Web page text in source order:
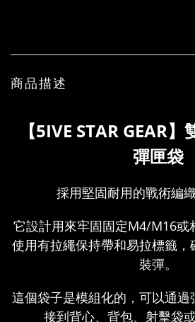
商品描述
【5IVE STAR GEAR
彈匣袋
採用堅固耐用的戰術編織
它設計用來牢固固定M4/M16或
使用有拉繩保持帶和易拉標籤
裝彈。
這個袋子是模組化的，可以通
接到背心、背包、射擊袋